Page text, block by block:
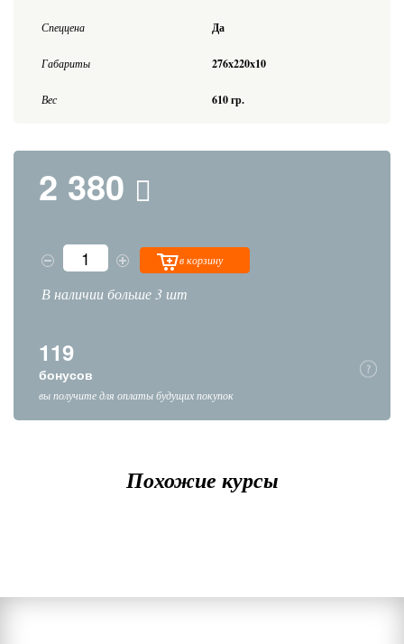
Спеццена Да
Габариты 276x220x10
Вес 610 гр.
2 380
в корзину
В наличии больше 3 шт
119
бонусов
вы получите для оплаты будущих покупок
Похожие курсы